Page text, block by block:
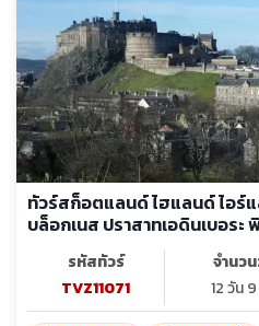
ทัวร์สก็อตแลนด์ ไฮแลนด์ ไอร์
บล็อกเนส ปราสาทเอดินเบอร
รหัสทัวร์
TVZ11071
จำนว
12 วัน